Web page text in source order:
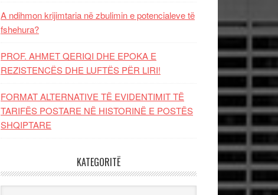
A ndihmon krijimtaria në zbulimin e potencialeve të
fshehura?
PROF. AHMET QERIQI DHE EPOKA E
REZISTENCЁS DHE LUFTЁS PЁR LIRI!
FORMAT ALTERNATIVE TË EVIDENTIMIT TË
TARIFËS POSTARE NË HISTORINË E POSTËS
SHQIPTARE
KATEGORITË